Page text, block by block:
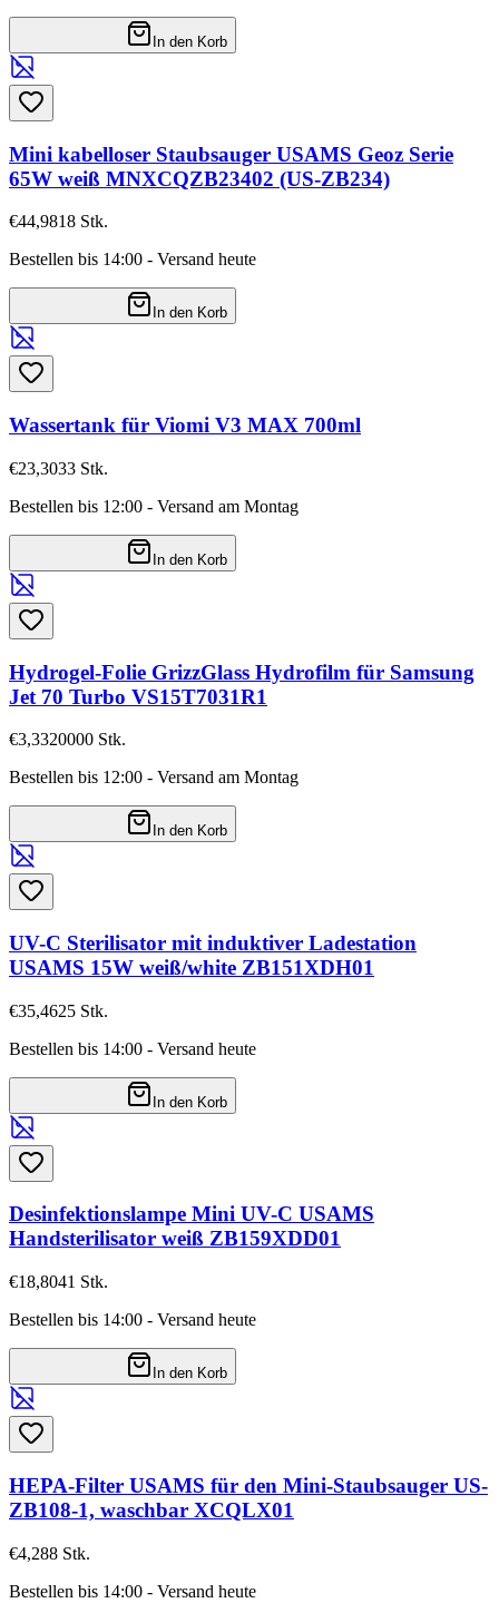
In den Korb
Mini kabelloser Staubsauger USAMS Geoz Serie
65W weiß MNXCQZB23402 (US-ZB234)
€44,9818 Stk.
Bestellen bis 14:00 - Versand heute
In den Korb
Wassertank für Viomi V3 MAX 700ml
€23,3033 Stk.
Bestellen bis 12:00 - Versand am Montag
In den Korb
Hydrogel-Folie GrizzGlass Hydrofilm für Samsung
Jet 70 Turbo VS15T7031R1
€3,3320000 Stk.
Bestellen bis 12:00 - Versand am Montag
In den Korb
UV-C Sterilisator mit induktiver Ladestation
USAMS 15W weiß/white ZB151XDH01
€35,4625 Stk.
Bestellen bis 14:00 - Versand heute
In den Korb
Desinfektionslampe Mini UV-C USAMS
Handsterilisator weiß ZB159XDD01
€18,8041 Stk.
Bestellen bis 14:00 - Versand heute
In den Korb
HEPA-Filter USAMS für den Mini-Staubsauger US-
ZB108-1, waschbar XCQLX01
€4,288 Stk.
Bestellen bis 14:00 - Versand heute